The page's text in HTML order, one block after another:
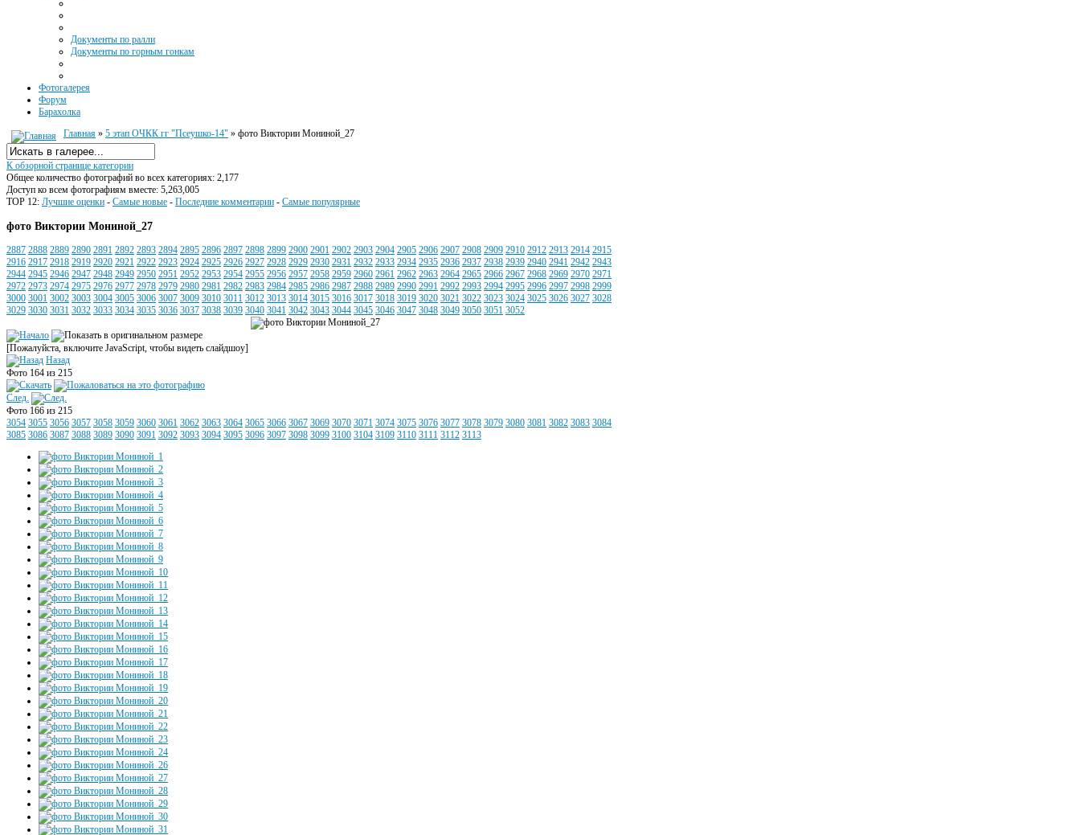
Документы по ралли
Документы по горным гонкам
Фотогалерея
Форум
Барахолка
Главная » 5 этап ОЧКК гг "Псеушко-14" » фото Виктории Мониной_27
К обзорной странице категории
Общее количество фотографий во всех категориях: 2,177
Доступ ко всем фотографиям вместе: 5,263,005
TOP 12: Лучшие оценки - Самые новые - Последние комментарии - Самые популярные
фото Виктории Мониной_27
2887 2888 2889 2890 2891 2892 2893 2894 2895 2896 2897 2898 2899 2900 2901 2902 2903 2904 2905 2906 2907 2908 2909 2910 2912 2913 2914 2915
2916 2917 2918 2919 2920 2921 2922 2923 2924 2925 2926 2927 2928 2929 2930 2931 2932 2933 2934 2935 2936 2937 2938 2939 2940 2941 2942 2943
2944 2945 2946 2947 2948 2949 2950 2951 2952 2953 2954 2955 2956 2957 2958 2959 2960 2961 2962 2963 2964 2965 2966 2967 2968 2969 2970 2971
2972 2973 2974 2975 2976 2977 2978 2979 2980 2981 2982 2983 2984 2985 2986 2987 2988 2989 2990 2991 2992 2993 2994 2995 2996 2997 2998 2999
3000 3001 3002 3003 3004 3005 3006 3007 3009 3010 3011 3012 3013 3014 3015 3016 3017 3018 3019 3020 3021 3022 3023 3024 3025 3026 3027 3028
3029 3030 3031 3032 3033 3034 3035 3036 3037 3038 3039 3040 3041 3042 3043 3044 3045 3046 3047 3048 3049 3050 3051 3052
[Пожалуйста, включите JavaScript, чтобы видеть слайдшоу]
Назад
Фото 164 из 215
След.
Фото 166 из 215
3054 3055 3056 3057 3058 3059 3060 3061 3062 3063 3064 3065 3066 3067 3069 3070 3071 3074 3075 3076 3077 3078 3079 3080 3081 3082 3083 3084
3085 3086 3087 3088 3089 3090 3091 3092 3093 3094 3095 3096 3097 3098 3099 3100 3104 3109 3110 3111 3112 3113